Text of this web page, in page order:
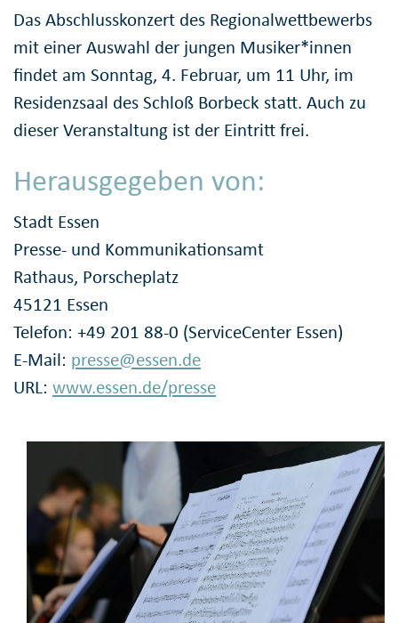
Das Abschlusskonzert des Regionalwettbewerbs
mit einer Auswahl der jungen Musiker*innen
findet am Sonntag, 4. Februar, um 11 Uhr, im
Residenzsaal des Schloß Borbeck statt. Auch zu
dieser Veranstaltung ist der Eintritt frei.
Herausgegeben von:
Stadt Essen
Presse- und Kommunikationsamt
Rathaus, Porscheplatz
45121 Essen
Telefon: +49 201 88-0 (ServiceCenter Essen)
E-Mail: presse@essen.de
URL: www.essen.de/presse